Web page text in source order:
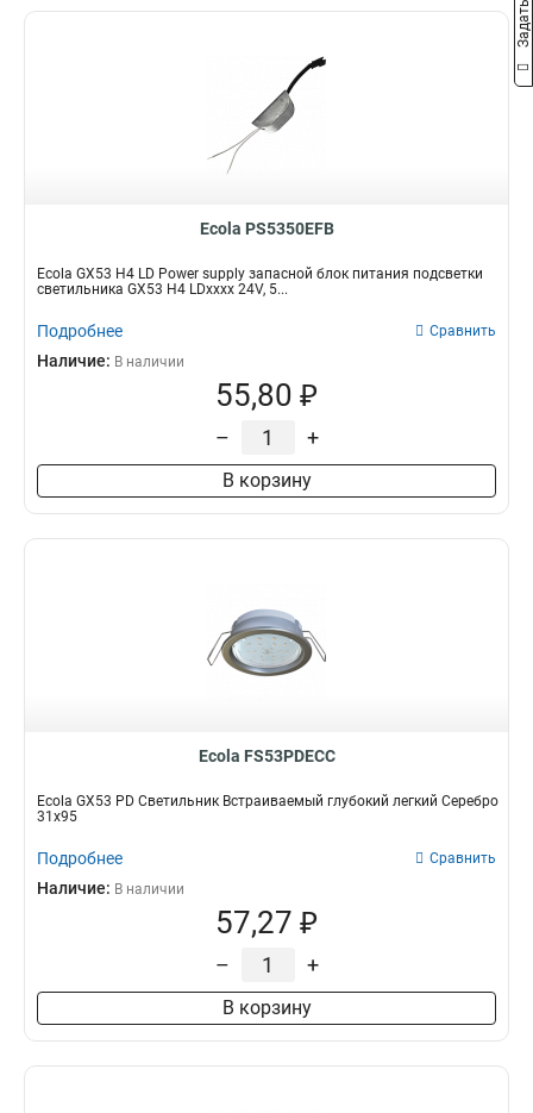
Ecola PS5350EFB
Ecola GX53 H4 LD Power supply запасной блок питания подсветки
светильника GX53 H4 LDxxxx 24V, 5...
Подробнее Сравнить
Наличие: В наличии
55,80 ₽
– +
В корзину
Ecola FS53PDECC
Ecola GX53 PD Светильник Встраиваемый глубокий легкий Серебро
31x95
Подробнее Сравнить
Наличие: В наличии
57,27 ₽
– +
В корзину